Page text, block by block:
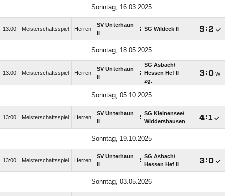
Sonntag, 16.03.2025
13:00 Meisterschaftsspiel Herren
SV Unterhaun
: SG Wildeck II :
Sonntag, 18.05.2025
13:00 Meisterschaftsspiel Herren
SV Unterhaun
:
SG Asbach/​
Hessen Hef II
zg.
: W
Sonntag, 05.10.2025
13:00 Meisterschaftsspiel Herren
SV Unterhaun
: SG Kleinensee/​
Widdershausen
:
Sonntag, 19.10.2025
13:00 Meisterschaftsspiel Herren
SV Unterhaun
: SG Asbach/​
Hessen Hef II
:
Sonntag, 03.05.2026